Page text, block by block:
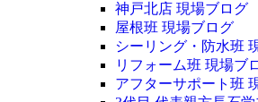
神戸北店 現場ブログ
屋根班 現場ブログ
シーリング・防水班
リフォーム班 現場ブ
アフターサポート班